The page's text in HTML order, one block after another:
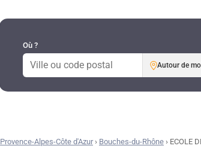
Où ?
Autour de
Provence-Alpes-Côte d'Azur› Bouches-du-Rhône › ECOLE